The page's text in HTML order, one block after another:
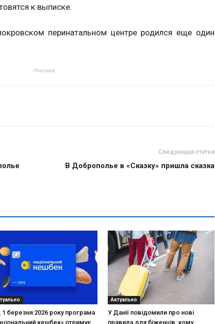
к выписке.
перинатальном центре родился еще один
- Реклама -
Следующая статья
В Доброполье в «Сказку» пришла сказка
1 березня 2026 року програма
кешбек» отримує
Актуально
У Данії повідомили про нові
правила для біженців: кому